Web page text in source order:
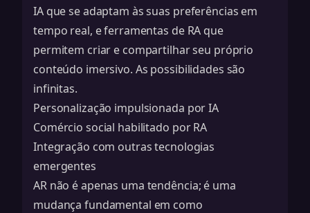
IA que se adaptam às suas preferências em
tempo real, e ferramentas de RA que
permitem criar e compartilhar seu próprio
conteúdo imersivo. As possibilidades são
infinitas.
Personalização impulsionada por IA
Comércio social habilitado por RA
Integração com outras tecnologias
emergentes
AR não é apenas uma tendência; é uma
mudança fundamental em como